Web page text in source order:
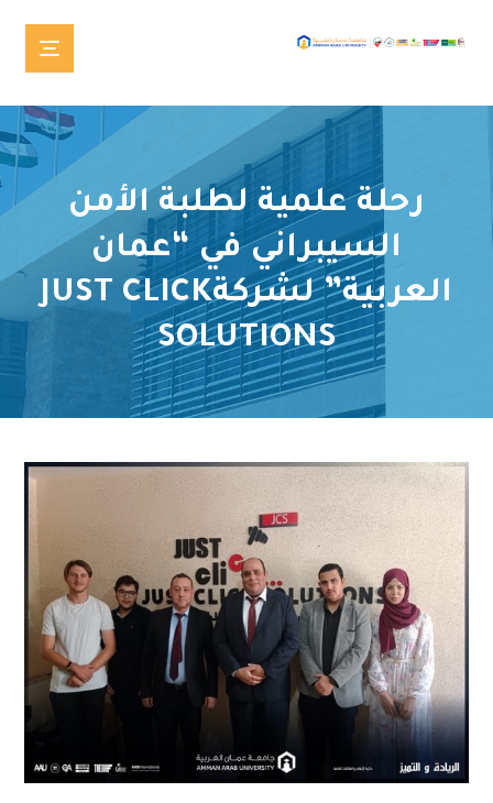
رحلة علمية لطلبة الأمن
السيبراني في “عمان
العربية” لشركةJUST CLICK
SOLUTIONS